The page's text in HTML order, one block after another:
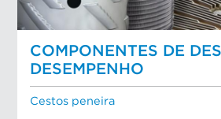
COMPONENTES DE
DESEMPENHO
Cestos peneira